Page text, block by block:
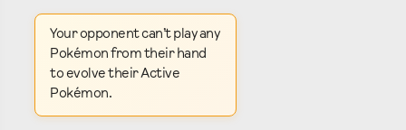
Your opponent can’t play any
Pokémon from their hand
to evolve their Active
Pokémon.